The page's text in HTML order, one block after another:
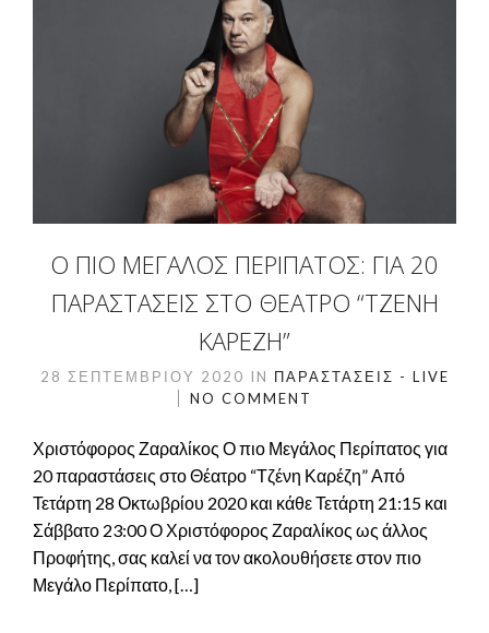
Ο ΠΙΟ ΜΕΓΆΛΟΣ ΠΕΡΊΠΑΤΟΣ: ΓΙΑ 20
ΠΑΡΑΣΤΆΣΕΙΣ ΣΤΟ ΘΈΑΤΡΟ “ΤΖΈΝΗ
ΚΑΡΈΖΗ”
28 ΣΕΠΤΕΜΒΡΊΟΥ 2020 IN ΠΑΡΑΣΤΆΣΕΙΣ - LIVE
NO COMMENT
Χριστόφορος Ζαραλίκος Ο πιο Μεγάλος Περίπατος για
20 παραστάσεις στο Θέατρο “Τζένη Καρέζη” Από
Τετάρτη 28 Οκτωβρίου 2020 και κάθε Τετάρτη 21:15 και
Σάββατο 23:00 Ο Χριστόφορος Ζαραλίκος ως άλλος
Προφήτης, σας καλεί να τον ακολουθήσετε στον πιο
Μεγάλο Περίπατο, […]